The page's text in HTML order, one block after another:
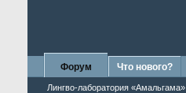
Форум
Лингво-лаборатория «Амальгама»
Что нового?